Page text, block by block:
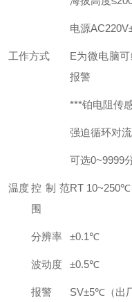
电源
工作方式
E为微电脑
报警
***铂电阻传
强迫循环对
可选0~9999
温度控制范
围
RT 10~250℃
分辨率 ±0.1℃
波动度 ±0.5℃
报警 SV±5℃ （出